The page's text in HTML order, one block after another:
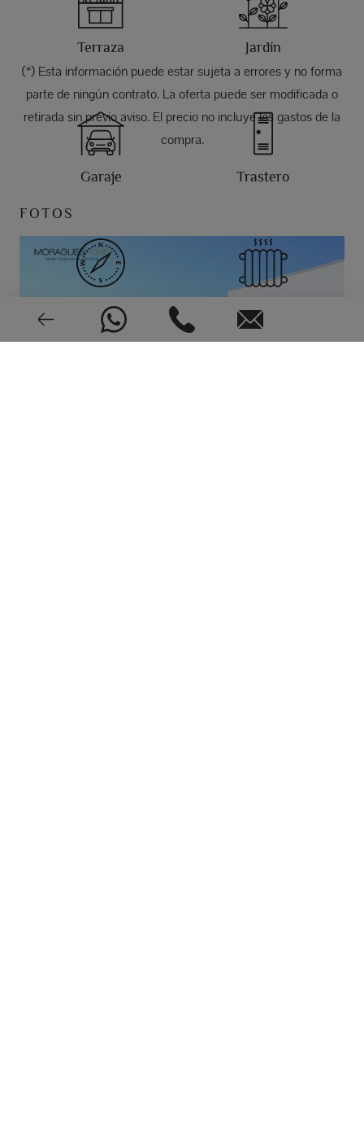
Terraza Jardín
Garaje Trastero
Sur, Este
(*) Esta información puede estar sujeta a errores y no forma
parte de ningún contrato. La oferta puede ser modificada o
retirada sin previo aviso. El precio no incluye los gastos de la
compra.
FOTOS